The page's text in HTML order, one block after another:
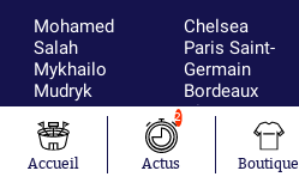
Mohamed
Salah
Mykhailo
Mudryk
Neymar
Khalis Merah
Loïs Openda
Chelsea
Paris Saint-
Germain
Bordeaux
Olympique
Real Madrid
Accueil
2
Actus Boutique